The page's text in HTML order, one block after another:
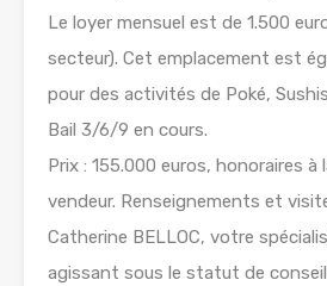
Le loyer mensuel est de 1.500
secteur). Cet emplacement est
pour des activités de Poké,
Bail 3/6/9 en cours.
Prix : 155.000 euros, honoraires à
vendeur. Renseignements et
Catherine BELLOC, votre
agissant sous le statut de